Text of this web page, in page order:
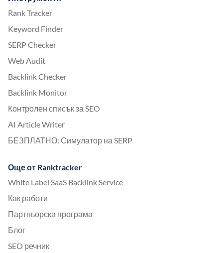
Rank Tracker
Keyword Finder
SERP Checker
Web Audit
Backlink Checker
Backlink Monitor
Контролен списък за SEO
AI Article Writer
БЕЗПЛАТНО: Симулатор на SERP
Още от Ranktracker
White Label SaaS Backlink Service
Как работи
Партньорска програма
Блог
SEO речник